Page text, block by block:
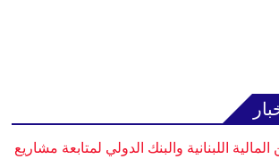
اللبنانية والبنك الدولي لمتابعة مشاريع